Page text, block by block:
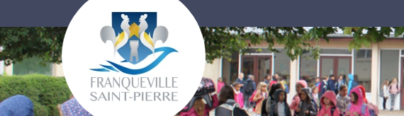
Aller au contenu principal